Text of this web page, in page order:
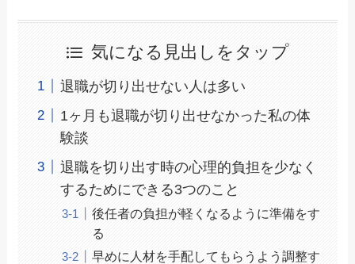
気になる見出しをタップ
退職が切り出せない人は多い
1ヶ月も退職が切り出せなかった私の体
験談
退職を切り出す時の心理的負担を少なく
するためにできる3つのこと
後任者の負担が軽くなるように準備をす
る
早めに人材を手配してもらうよう調整す